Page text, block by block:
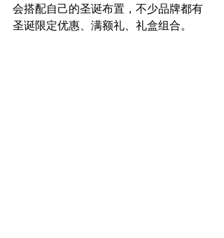
会搭配自己的圣诞布置，不少品牌都有
圣诞限定优惠、满额礼、礼盒组合。